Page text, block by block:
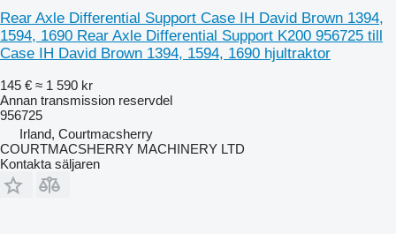
Rear Axle Differential Support Case IH David Brown 1394,
1594, 1690 Rear Axle Differential Support K200 956725 till
Case IH David Brown 1394, 1594, 1690 hjultraktor
145 € ≈ 1 590 kr
Annan transmission reservdel
956725
Irland, Courtmacsherry
COURTMACSHERRY MACHINERY LTD
Kontakta säljaren